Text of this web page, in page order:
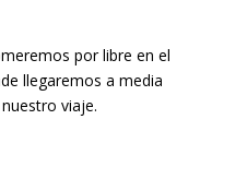
por libre en el
llegaremos a media
viaje.